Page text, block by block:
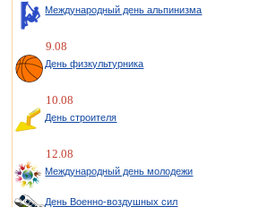
Международный день альпинизма
9.08
День физкультурника
10.08
День строителя
12.08
Международный день молодежи
День Военно-воздушных сил